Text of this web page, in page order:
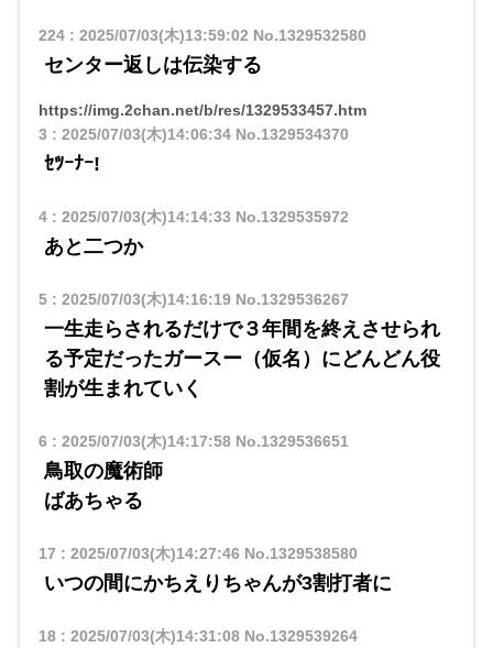
224: 2025/07/03(木)13:59:02 No.1329532580
センター返しは伝染する
https://img.2chan.net/b/res/1329533457.htm
3 : 2025/07/03(木)14:06:34No.1329534370
ｾﾂｰﾅｰ!
4: 2025/07/03(木)14:14:33 No.1329535972
あと二つか
5: 2025/07/03(木)14:16:19No.1329536267
一生走らされるだけで３年間を終えさせられ
る予定だったガースー（仮名）にどんどん役
割が生まれていく
6 : 2025/07/03(木)14:17:58No.1329536651
鳥取の魔術師
ばあちゃる
17 : 2025/07/03(木)14:27:46 No.1329538580
いつの間にかちえりちゃんが3割打者に
18: 2025/07/03(木)14:31:08No.1329539264